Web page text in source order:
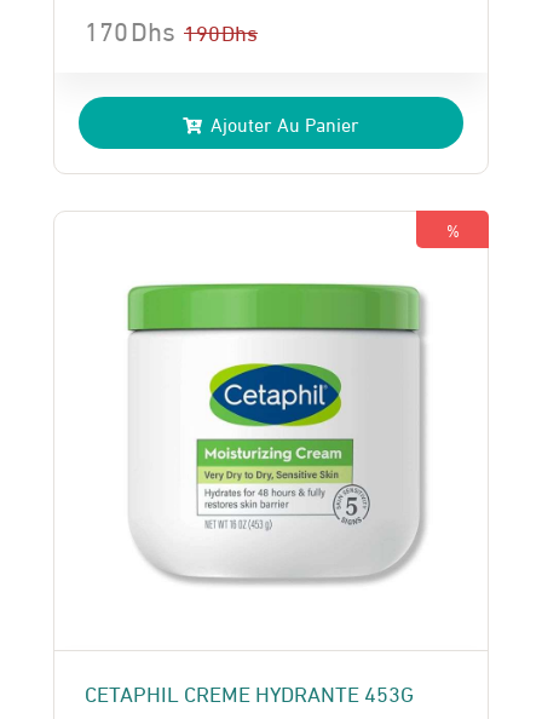
190Dhs
prix
initial
était :
190 Dhs.
170Dhs
prix
actuel
est :
170 Dhs.
Ajouter Au Panier
%
CETAPHIL CREME HYDRANTE 453G